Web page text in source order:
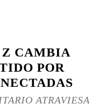
CAMBIA
POR
ATRAVIESA